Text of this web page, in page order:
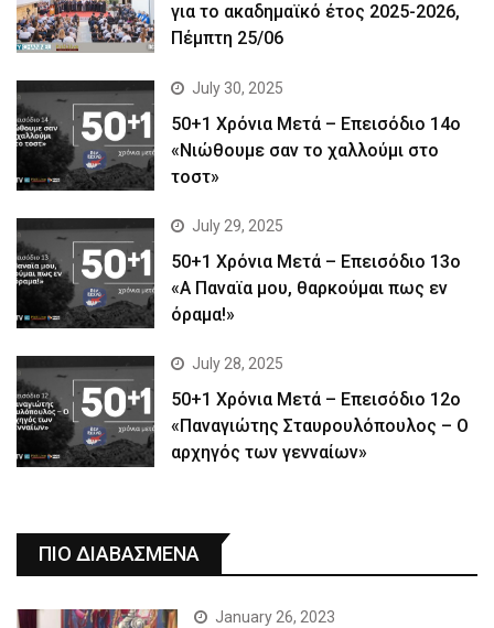
για το ακαδημαϊκό έτος 2025-2026,
Πέμπτη 25/06
July 30, 2025
50+1 Χρόνια Μετά – Επεισόδιο 14ο
«Νιώθουμε σαν το χαλλούμι στο
τοστ»
July 29, 2025
50+1 Χρόνια Μετά – Επεισόδιο 13ο
«Α Παναϊα μου, θαρκούμαι πως εν
όραμα!»
July 28, 2025
50+1 Χρόνια Μετά – Επεισόδιο 12ο
«Παναγιώτης Σταυρουλόπουλος – Ο
αρχηγός των γενναίων»
ΠΙΟ ΔΙΑΒΑΣΜΕΝΑ
January 26, 2023